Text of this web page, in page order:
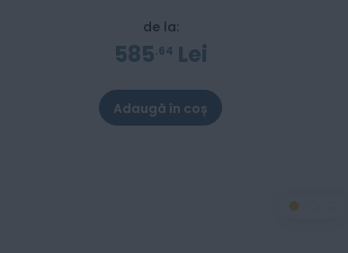
de la:
585 64 Lei
Adaugă în coș